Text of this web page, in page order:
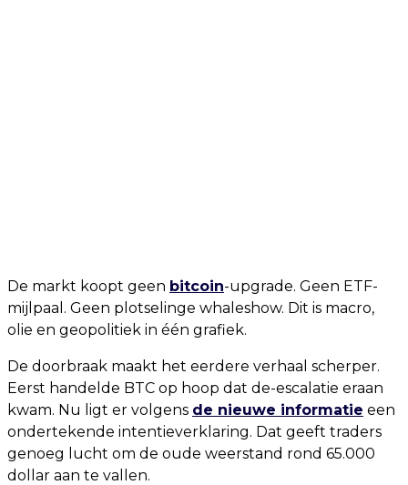
De markt koopt geen bitcoin-upgrade. Geen ETF-
mijlpaal. Geen plotselinge whaleshow. Dit is macro,
olie en geopolitiek in één grafiek.
De doorbraak maakt het eerdere verhaal scherper.
Eerst handelde BTC op hoop dat de-escalatie eraan
kwam. Nu ligt er volgens de nieuwe informatie een
ondertekende intentieverklaring. Dat geeft traders
genoeg lucht om de oude weerstand rond 65.000
dollar aan te vallen.